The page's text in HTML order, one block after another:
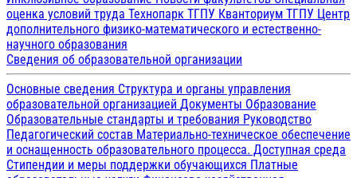
оценка условий труда Технопарк ТГПУ Кванториум ТГПУ Центр
дополнительного физико-математического и естественно-
научного образования
Сведения об образовательной организации
Основные сведения Структура и органы управления
образовательной организацией Документы Образование
Образовательные стандарты и требования Руководство
Педагогический состав Материально-техническое обеспечение
и оснащенность образовательного процесса. Доступная среда
Стипендии и меры поддержки обучающихся Платные